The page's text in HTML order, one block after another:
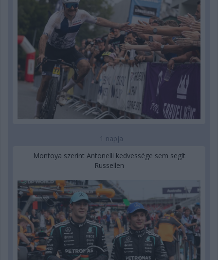
1 napja
Montoya szerint Antonelli kedvessége sem segít
Russellen